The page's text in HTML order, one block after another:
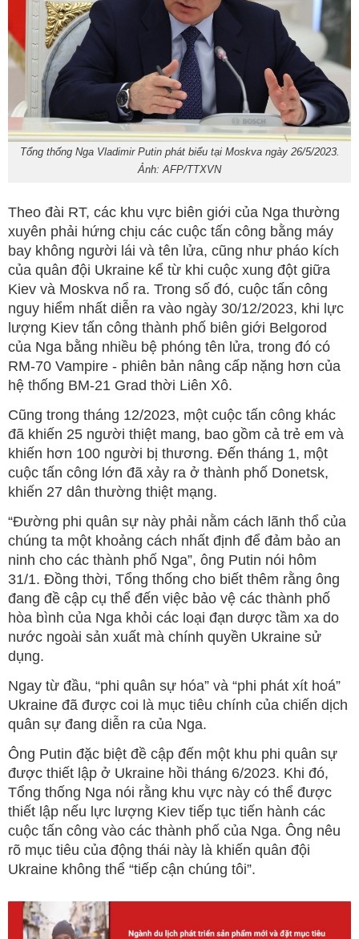
Tổng thống Nga Vladimir Putin phát biểu tại Moskva ngày 26/5/2023.
Ảnh: AFP/TTXVN
Theo đài RT, các khu vực biên giới của Nga thường
xuyên phải hứng chịu các cuộc tấn công bằng máy
bay không người lái và tên lửa, cũng như pháo kích
của quân đội Ukraine kể từ khi cuộc xung đột giữa
Kiev và Moskva nổ ra. Trong số đó, cuộc tấn công
nguy hiểm nhất diễn ra vào ngày 30/12/2023, khi lực
lượng Kiev tấn công thành phố biên giới Belgorod
của Nga bằng nhiều bệ phóng tên lửa, trong đó có
RM-70 Vampire - phiên bản nâng cấp nặng hơn của
hệ thống BM-21 Grad thời Liên Xô.
Cũng trong tháng 12/2023, một cuộc tấn công khác
đã khiến 25 người thiệt mang, bao gồm cả trẻ em và
khiến hơn 100 người bị thương. Đến tháng 1, một
cuộc tấn công lớn đã xảy ra ở thành phố Donetsk,
khiến 27 dân thường thiệt mạng.
“Đường phi quân sự này phải nằm cách lãnh thổ của
chúng ta một khoảng cách nhất định để đảm bảo an
ninh cho các thành phố Nga”, ông Putin nói hôm
31/1. Đồng thời, Tổng thống cho biết thêm rằng ông
đang đề cập cụ thể đến việc bảo vệ các thành phố
hòa bình của Nga khỏi các loại đạn dược tầm xa do
nước ngoài sản xuất mà chính quyền Ukraine sử
dụng.
Ngay từ đầu, “phi quân sự hóa” và “phi phát xít hoá”
Ukraine đã được coi là mục tiêu chính của chiến dịch
quân sự đang diễn ra của Nga.
Ông Putin đặc biệt đề cập đến một khu phi quân sự
được thiết lập ở Ukraine hồi tháng 6/2023. Khi đó,
Tổng thống Nga nói rằng khu vực này có thể được
thiết lập nếu lực lượng Kiev tiếp tục tiến hành các
cuộc tấn công vào các thành phố của Nga. Ông nêu
rõ mục tiêu của động thái này là khiến quân đội
Ukraine không thể “tiếp cận chúng tôi”.